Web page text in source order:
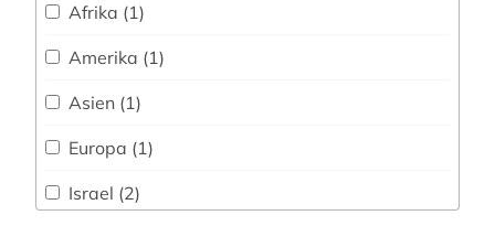
zentralasien (5)
Afrika (1)
Amerika (1)
Asien (1)
Europa (1)
Israel (2)